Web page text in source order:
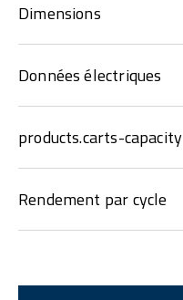
Dimensions
Données électriques
products.carts-capacity
Rendement par cycle